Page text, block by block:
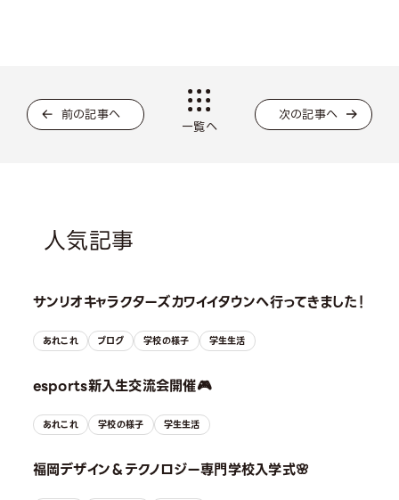
前の記事へ
一覧へ
次の記事へ
人気記事
サンリオキャラクターズカワイイタウンへ行ってきました！
あれこれ ブログ 学校の様子 学生生活
esports新入生交流会開催🎮
あれこれ 学校の様子 学生生活
福岡デザイン＆テクノロジー専門学校入学式🌸